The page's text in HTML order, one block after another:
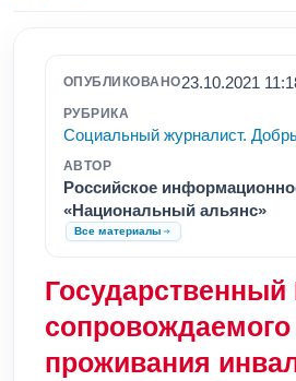
ОПУБЛИКОВАНО23.10.2021
РУБРИКА
Социальный журналист.
АВТОР
Российское
«Национальный альянс»
Все материалы
Государственный
сопровождаемого
проживания